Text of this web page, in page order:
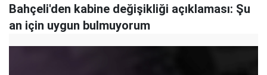
Bahçeli'den kabine değişikliği açıklaması: Şu
an için uygun bulmuyorum